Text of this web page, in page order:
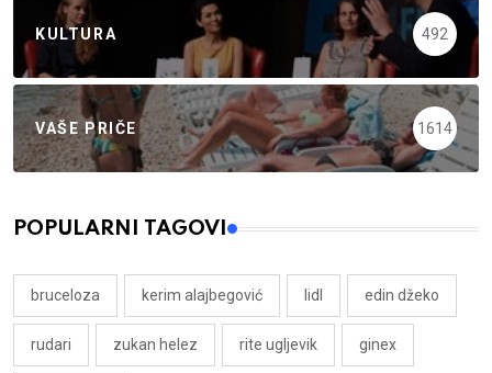
KULTURA 492
VAŠE PRIČE 1614
POPULARNI TAGOVI
bruceloza kerim alajbegović lidl edin džeko
rudari zukan helez rite ugljevik ginex